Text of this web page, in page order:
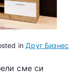
in Друг Бизнес
сме си